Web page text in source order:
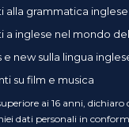
alla grammatica inglese
a inglese nel mondo
new sulla lingua
su film e musica
ai 16 anni, dichiaro
dati personali in